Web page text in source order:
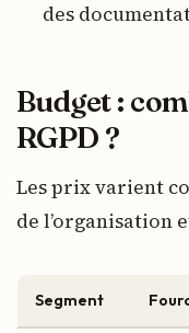
des
Budget :
RGPD ?
Les prix varient
de l’organisation
Segment